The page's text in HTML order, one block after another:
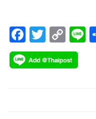
F
ac
e
T
wi
tt
C
o
p